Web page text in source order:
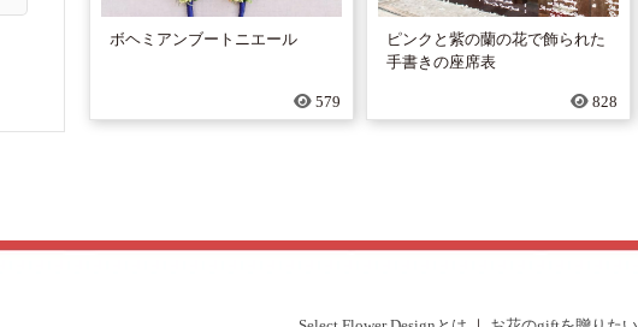
ボヘミアンブートニエール
579
ピンクと紫の蘭の花で飾られた
手書きの座席表
828